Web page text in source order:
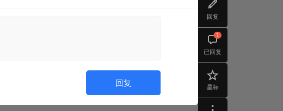
回复
已回复
1
星标
回复